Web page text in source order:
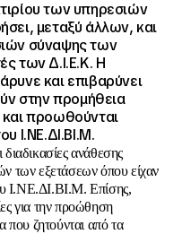
των υπηρεσιών
μεταξύ άλλων, και
σύναψης των
των Δ.Ι.Ε.Κ. Η
και επιβαρύνει
στην προμήθεια
προωθούνται
Ι.ΝΕ.ΔΙ.ΒΙ.Μ.
ανάθεσης
των εξετάσεων όπου είχαν
Ι.ΝΕ.ΔΙ.ΒΙ.Μ. Επίσης,
για την προώθηση
που ζητούνται από τα